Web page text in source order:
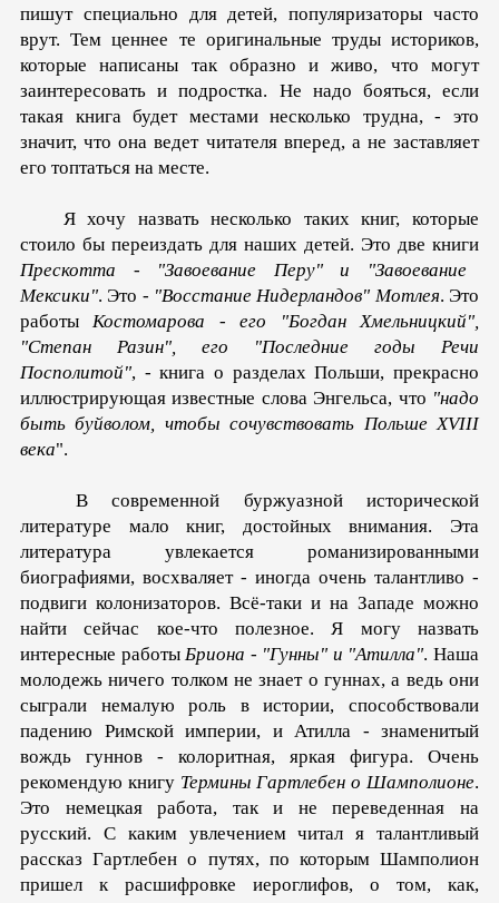
пишут специально для детей, популяризаторы часто
врут. Тем ценнее те оригинальные труды историков,
которые написаны так образно и живо, что могут
заинтересовать и подростка. Не надо бояться, если
такая книга будет местами несколько трудна, - это
значит, что она ведет читателя вперед, а не заставляет
его топтаться на месте.
Я хочу назвать несколько таких книг, которые
стоило бы переиздать для наших детей. Это две книги
Прескотта - "Завоевание Перу" и "Завоевание
Мексики". Это - "Восстание Нидерландов" Мотлея. Это
работы Костомарова - его "Богдан Хмельницкий",
"Степан Разин", его "Последние годы Речи
Посполитой", - книга о разделах Польши, прекрасно
иллюстрирующая известные слова Энгельса, что "надо
быть буйволом, чтобы сочувствовать Польше ХVIII
века".
В современной буржуазной исторической
литературе мало книг, достойных внимания. Эта
литература увлекается романизированными
биографиями, восхваляет - иногда очень талантливо -
подвиги колонизаторов. Всё-таки и на Западе можно
найти сейчас кое-что полезное. Я могу назвать
интересные работы Бриона - "Гунны" и "Атилла". Наша
молодежь ничего толком не знает о гуннах, а ведь они
сыграли немалую роль в истории, способствовали
падению Римской империи, и Атилла - знаменитый
вождь гуннов - колоритная, яркая фигура. Очень
рекомендую книгу Термины Гартлебен о Шамполионе.
Это немецкая работа, так и не переведенная на
русский. С каким увлечением читал я талантливый
рассказ Гартлебен о путях, по которым Шамполион
пришел к расшифровке иероглифов, о том, как,